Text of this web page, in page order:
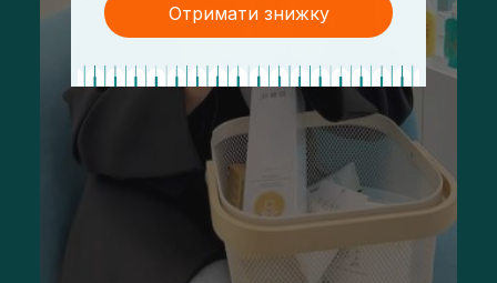
Отримати знижку